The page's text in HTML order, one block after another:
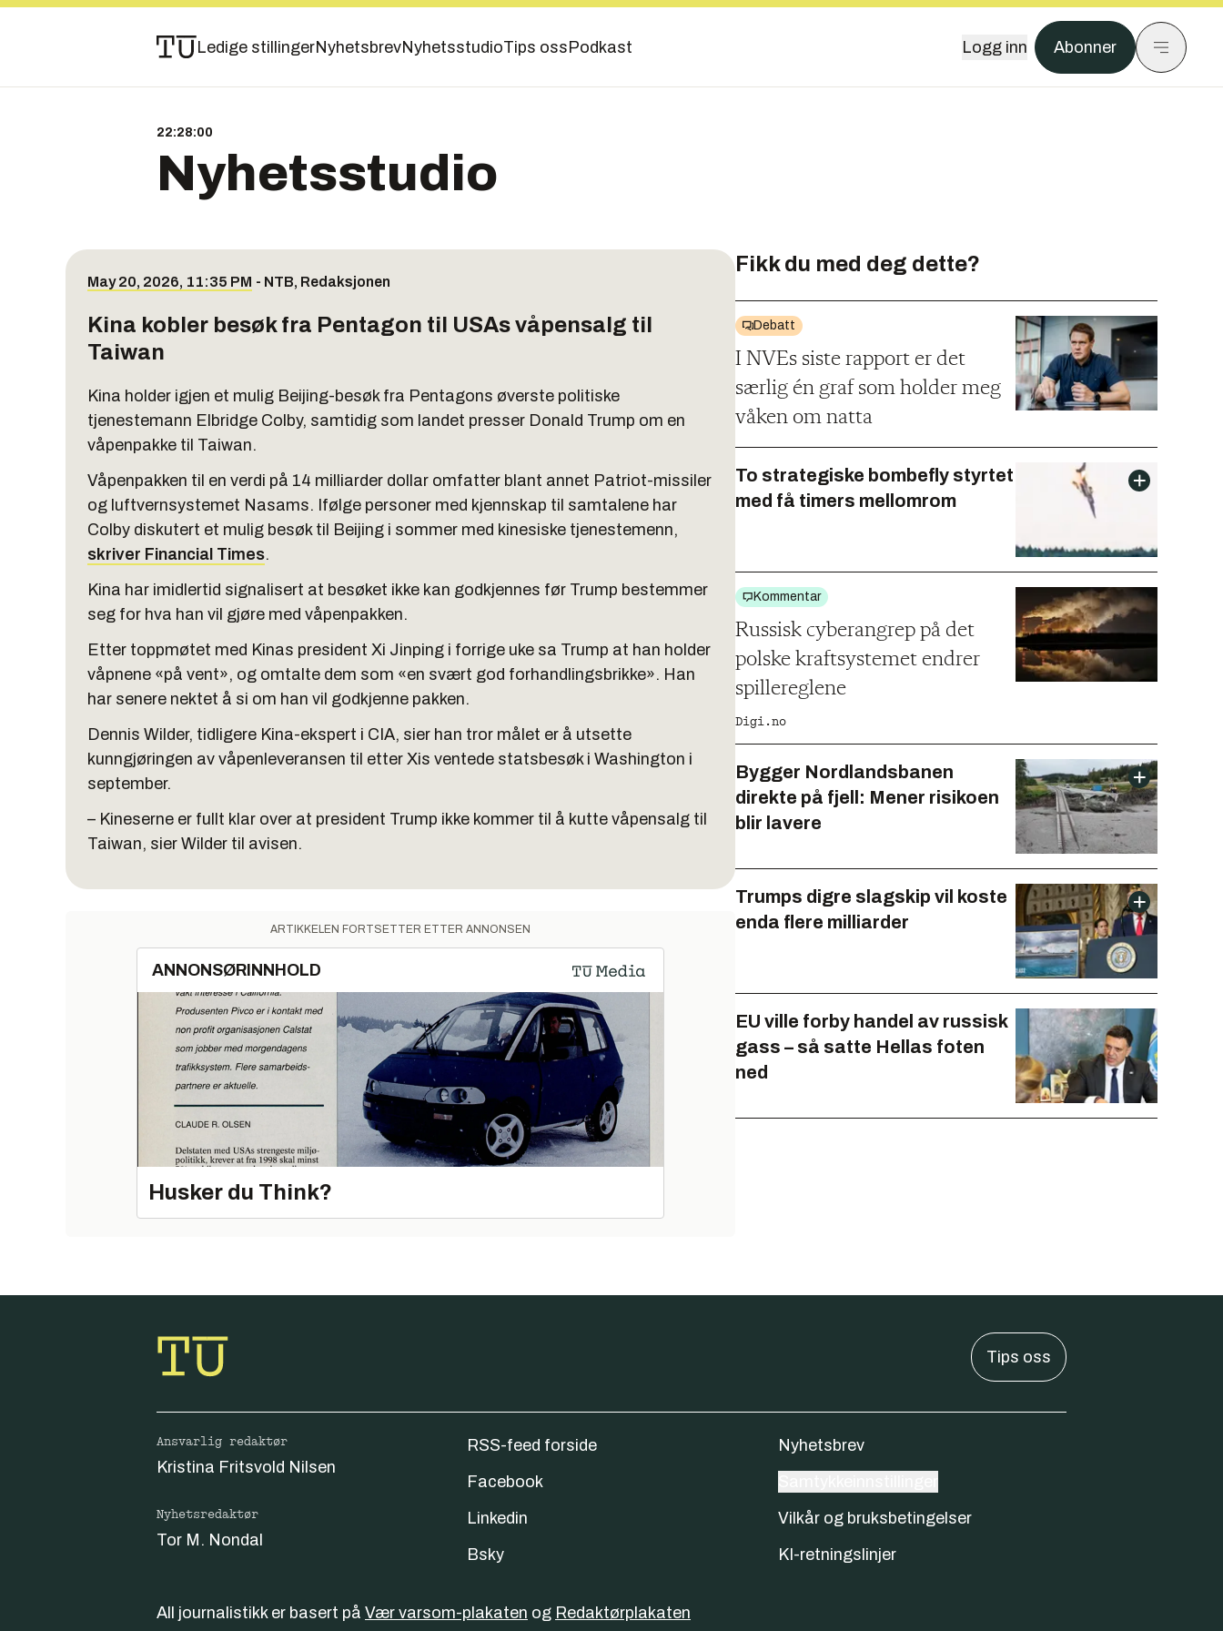
Ledige stillingerNyhetsbrevNyhetsstudioTips oss Podkast Logg inn Abonner
22:28:00
Nyhetsstudio
May 20, 2026, 11:35 PM - NTB, Redaksjonen
Kina kobler besøk fra Pentagon til USAs våpensalg til
Taiwan
Kina holder igjen et mulig Beijing-besøk fra Pentagons øverste politiske
tjenestemann Elbridge Colby, samtidig som landet presser Donald Trump om en
våpenpakke til Taiwan.
Våpenpakken til en verdi på 14 milliarder dollar omfatter blant annet Patriot-missiler
og luftvernsystemet Nasams. Ifølge personer med kjennskap til samtalene har
Colby diskutert et mulig besøk til Beijing i sommer med kinesiske tjenestemenn,
skriver Financial Times.
Kina har imidlertid signalisert at besøket ikke kan godkjennes før Trump bestemmer
seg for hva han vil gjøre med våpenpakken.
Etter toppmøtet med Kinas president Xi Jinping i forrige uke sa Trump at han holder
våpnene «på vent», og omtalte dem som «en svært god forhandlingsbrikke». Han
har senere nektet å si om han vil godkjenne pakken.
Dennis Wilder, tidligere Kina-ekspert i CIA, sier han tror målet er å utsette
kunngjøringen av våpenleveransen til etter Xis ventede statsbesøk i Washington i
september.
– Kineserne er fullt klar over at president Trump ikke kommer til å kutte våpensalg til
Taiwan, sier Wilder til avisen.
ARTIKKELEN FORTSETTER ETTER ANNONSEN
ANNONSØRINNHOLD
Husker du Think?
Fikk du med deg dette?
Debatt
I NVEs siste rapport er det
særlig én graf som holder meg
våken om natta
To strategiske bombefly styrtet
med få timers mellomrom
Kommentar
Russisk cyberangrep på det
polske kraftsystemet endrer
spillereglene
Digi.no
Bygger Nordlandsbanen
direkte på fjell: Mener risikoen
blir lavere
Trumps digre slagskip vil koste
enda flere milliarder
EU ville forby handel av russisk
gass – så satte Hellas foten
ned
Tips oss
Ansvarlig redaktør
Kristina Fritsvold Nilsen
Nyhetsredaktør
Tor M. Nondal
RSS-feed forside
Facebook
Linkedin
Bsky
Nyhetsbrev
Vilkår og bruksbetingelser
KI-retningslinjer
All journalistikk er basert på Vær varsom-plakaten og Redaktørplakaten